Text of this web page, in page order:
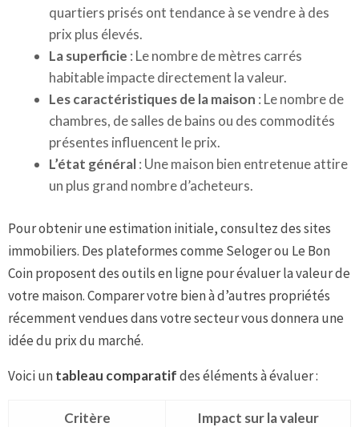
quartiers prisés ont tendance à se vendre à des
prix plus élevés.
La superficie : Le nombre de mètres carrés
habitable impacte directement la valeur.
Les caractéristiques de la maison : Le nombre de
chambres, de salles de bains ou des commodités
présentes influencent le prix.
L’état général: Une maison bien entretenue attire
un plus grand nombre d’acheteurs.
Pour obtenir une estimation initiale, consultez des sites
immobiliers. Des plateformes comme Seloger ou Le Bon
Coin proposent des outils en ligne pour évaluer la valeur de
votre maison. Comparer votre bien à d’autres propriétés
récemment vendues dans votre secteur vous donnera une
idée du prix du marché.
Voici untableau comparatifdes éléments à évaluer :
Critère Impact sur la valeur